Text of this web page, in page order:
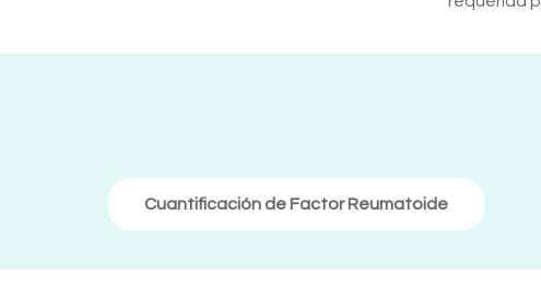
Cuantificación de Factor Reumatoide